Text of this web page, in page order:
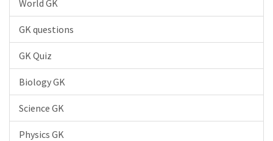
World GK
GK questions
GK Quiz
Biology GK
Science GK
Physics GK